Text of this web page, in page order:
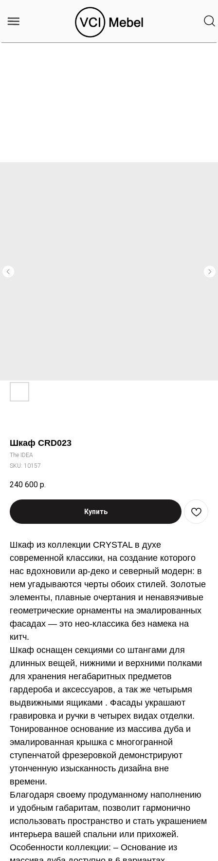
Шкаф CRD023
The IDEA
SKU: 10157
240 600 р.
Купить
Шкаф из коллекции CRYSTAL в духе
современной классики, на создание которого
нас вдохновили ар-деко и северный модерн: в
нем угадываются черты обоих стилей. Золотые
элементы, плавные очертания и ненавязчивые
геометрические орнаменты на эмалированных
фасадах — это нео-классика без намека на
китч.
Шкаф оснащен секциями со штангами для
длинных вещей, нижними и верхними полками
для хранения негабаритных предметов
гардероба и аксессуаров, а так же четырьмя
выдвижными ящиками . Фасады украшают
гравировка и ручки в четырех видах отделки.
Тонированное основание из массива дуба и
эмалированная крышка с многогранной
ступенчатой фрезеровкой демонстрируют
утонченную изысканность дизайна вне
времени.
Благодаря своему продуманному наполнению
и удобным габаритам, позволит гармонично
использовать пространство и стать украшением
интерьера вашей спальни или прихожей.
Особенности коллекции: – Основание из